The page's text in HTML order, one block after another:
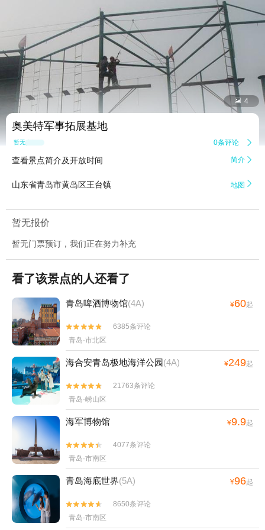
 4
奥美特军事拓展基地
暂无点评 0条评论 
查看景点简介及开放时间 简介 
山东省青岛市黄岛区王台镇 地图 
暂无报价
暂无门票预订，我们正在努力补充
看了该景点的人还看了
青岛啤酒博物馆(4A) ¥60起


6385条评论
青岛·市北区
海合安青岛极地海洋公园(4A) ¥249起


21763条评论
青岛·崂山区
海军博物馆 ¥9.9起


4077条评论
青岛·市南区
青岛海底世界(5A) ¥96起


8650条评论
青岛·市南区